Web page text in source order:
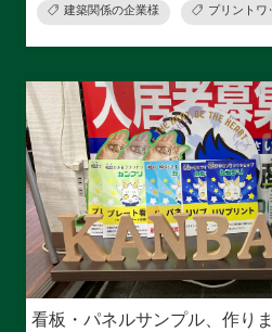
建築関係の企業様 プリントワ
看板・パネルサンプル、作り